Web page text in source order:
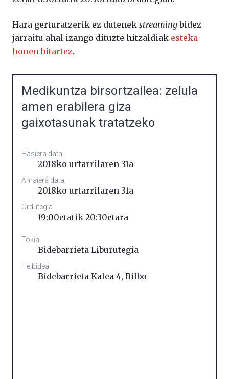
Hara gerturatzerik ez dutenek streamingbidez
jarraitu ahal izango dituzte hitzaldiak esteka
honen bitartez.
Medikuntza birsortzailea: zelula
amen erabilera giza
gaixotasunak tratatzeko
Hasiera data
2018ko urtarrilaren 31a
Amaiera data
2018ko urtarrilaren 31a
Ordutegia
19:00etatik 20:30etara
Tokia
Bidebarrieta Liburutegia
Helbidea
Bidebarrieta Kalea 4, Bilbo